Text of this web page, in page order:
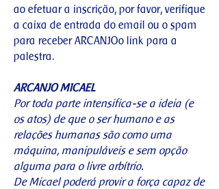
ao efetuar a inscrição, por favor, verifique
a caixa de entrada do email ou o spam
para receber ARCANJOo link para a
palestra.
ARCANJO MICAEL
Por toda parte intensifica-se a ideia (e
os atos) de que o ser humano e as
relações humanas são como uma
máquina, manipuláveis e sem opção
alguma para o livre arbítrio.
De Micael poderá provir a força capaz de